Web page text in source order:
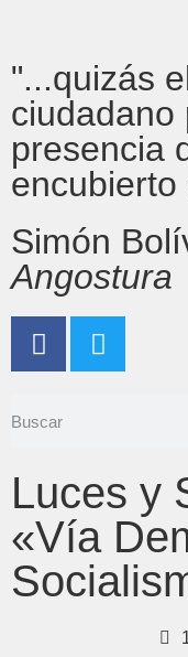
"...quizás
ciudadano
presencia
encubierto
Simón
Angostura
Luces y
«Vía